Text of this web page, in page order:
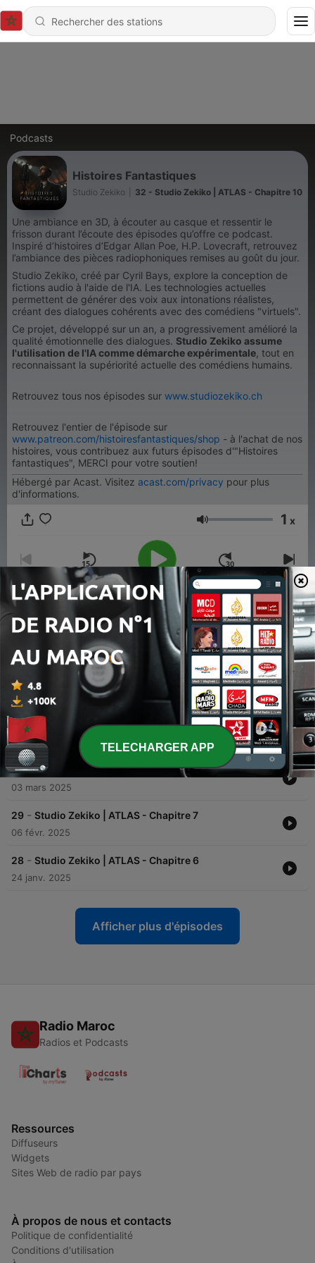
Podcasts
Histoires Fantastiques
Studio Zekiko 32 - Studio Zekiko | ATLAS - Chapitre 10
Une ambiance en 3D, à écouter au casque et ressentir le
frisson durant l’écoute des épisodes qu’offre ce podcast.
Inspiré d’histoires d’Edgar Allan Poe, H.P. Lovecraft, retrouvez
l’ambiance des pièces radiophoniques remises au goût du jour.
Studio Zekiko, créé par Cyril Bays, explore la conception de
fictions audio à l'aide de l'IA. Les technologies actuelles
permettent de générer des voix aux intonations réalistes,
créant des dialogues cohérents avec des comédiens "virtuels".
Ce projet, développé sur un an, a progressivement amélioré la
qualité émotionnelle des dialogues. Studio Zekiko assume
l'utilisation de l'IA comme démarche expérimentale , tout en
reconnaissant la supériorité actuelle des comédiens humains.
Retrouvez tous nos épisodes sur www.studiozekiko.ch
Retrouvez l'entier de l'épisode sur
www.patreon.com/histoiresfantastiques/shop - à l'achat de nos
histoires, vous contribuez aux futurs épisodes d'"Histoires
fantastiques", MERCI pour votre soutien!
Hébergé par Acast. Visitez acast.com/privacy pour plus
d'informations.
Volume 1 x
00:00 00:00
32 - Studio Zekiko | ATLAS - Chapitre 10
04 mai 2025
- Studio Zekiko | ATLAS - Chapitre 9
07 avr. 2025
30 - Studio Zekiko | ATLAS - Chapitre 8
03 mars 2025
29 - Studio Zekiko | ATLAS - Chapitre 7
06 févr. 2025
28 - Studio Zekiko | ATLAS - Chapitre 6
24 janv. 2025
Afficher plus d'épisodes
Radio Maroc
Radios et Podcasts
Ressources
Diffuseurs
Widgets
Sites Web de radio par pays
À propos de nous et contacts
Politique de confidentialité
Conditions d'utilisation
TELECHARGER APP